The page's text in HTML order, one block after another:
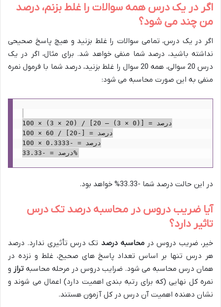
اگر در یک درس همه سوالات را غلط بزنم، درصد
من چند می شود؟
اگر در یک درس، تمامی سوالات را غلط بزنید و هیچ پاسخ صحیحی
نداشته باشید، درصد شما منفی خواهد شد. برای مثال، اگر در یک
درس 20 سوالی، همه 20 سوال را غلط بزنید، درصد شما با فرمول نمره
منفی به این صورت محاسبه می شود:
درصد = [(0 × 3) – 20] / (20 × 3) × 100
درصد = [-20] / 60 × 100
درصد = -0.3333 × 100
درصد = -33.33%
در این حالت درصد شما -33.33% خواهد بود.
آیا ضریب دروس در محاسبه درصد تک درس
تاثیر دارد؟
خیر، ضریب دروس درمحاسبه درصد تک درس تأثیری ندارد. درصد
هر درس تنها بر اساس تعداد پاسخ های صحیح، غلط و نزده در
همان درس محاسبه می شود. ضرایب دروس در مرحله محاسبه تراز و
نمره کل نهایی (که برای رتبه بندی اهمیت دارد) اعمال می شوند و
نشان دهنده اهمیت آن درس در کل آزمون هستند.